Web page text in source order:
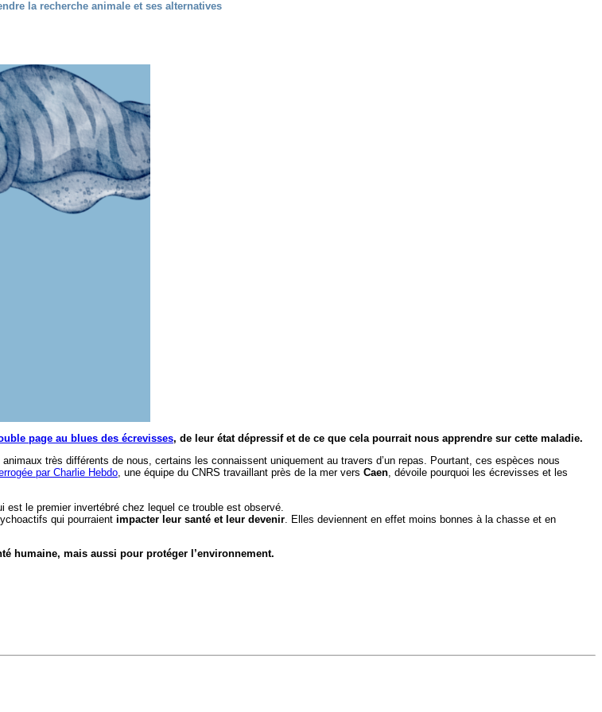
la recherche animale et ses alternatives
page au blues des écrevisses, de leur état dépressif et de ce que cela pourrait nous apprendre sur cette maladie.
très différents de nous, certains les connaissent uniquement au travers d’un repas. Pourtant, ces espèces nous
par Charlie Hebdo, une équipe du CNRS travaillant près de la mer vers Caen, dévoile pourquoi les écrevisses et les
est le premier invertébré chez lequel ce trouble est observé.
qui pourraient impacter leur santé et leur devenir . Elles deviennent en effet moins bonnes à la chasse et en
humaine, mais aussi pour protéger l’environnement.